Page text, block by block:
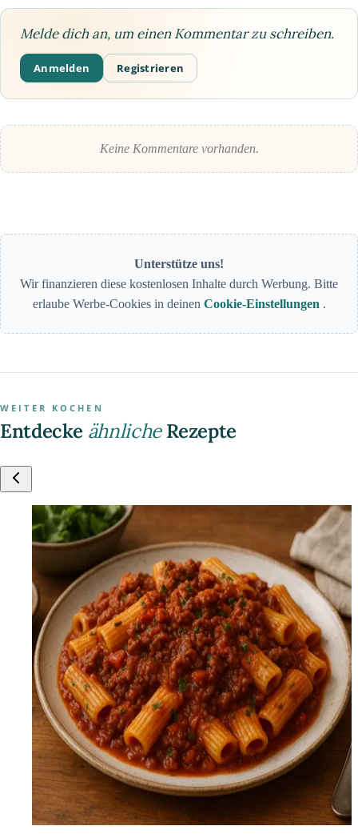
Melde dich an, um einen Kommentar zu schreiben.
Anmelden Registrieren
Keine Kommentare vorhanden.
Unterstütze uns!
Wir finanzieren diese kostenlosen Inhalte durch Werbung. Bitte
erlaube Werbe-Cookies in deinen Cookie-Einstellungen .
WEITER KOCHEN
Entdecke ähnlicheRezepte